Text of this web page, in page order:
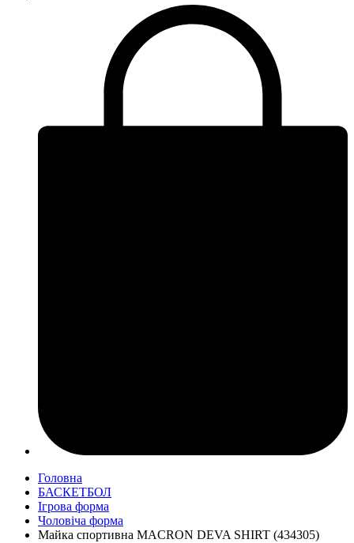
Головна
БАСКЕТБОЛ
Ігрова форма
Чоловіча форма
Майка спортивна MACRON DEVA SHIRT (434305)